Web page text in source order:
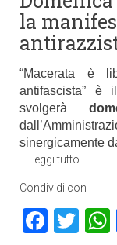
la
“Macerata è
antifascista” è
svolgerà
sinergicamente
Leggi tutto
Condividi con